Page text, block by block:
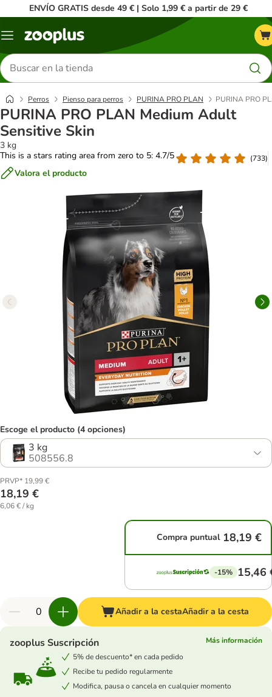
ENVÍO GRATIS desde 49 € | Solo 1,99 € a partir de 29 €
Menú
Buscar
productos
Perros Pienso para perros PURINA PRO PLAN PURINA PRO
PURINA PRO PLAN Medium Adult
Sensitive Skin
3 kg
This is a stars rating area from zero to 5: 4.7/5
(733)
Valora el producto
Escoge el producto (4 opciones)
3 kg
508556.8
PRVP* 19,99 €
18,19 €
6,06 € / kg
Compra puntual 18,19 €
-15% 15,46
Añadir a la cestaAñadir a la cesta
zooplus Suscripción
Más información
5% de descuento* en cada pedido
Recibe tu pedido regularmente
Modifica, pausa o cancela en cualquier momento